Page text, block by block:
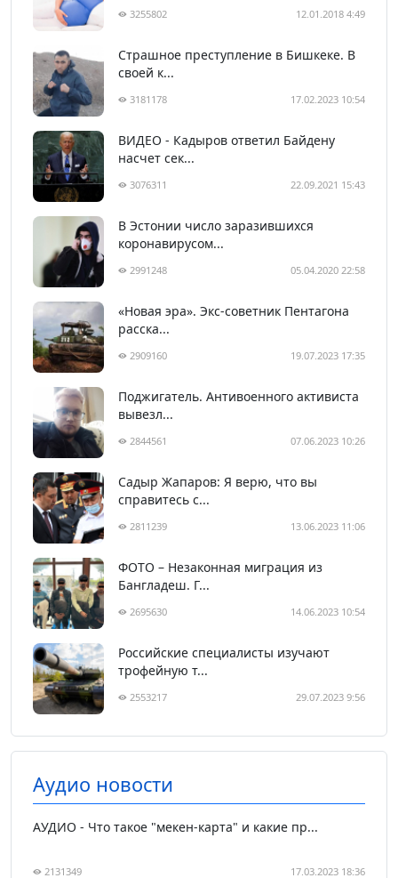
3255802 12.01.2018 4:49
Страшное преступление в Бишкеке. В
своей к...
3181178 17.02.2023 10:54
ВИДЕО - Кадыров ответил Байдену
насчет сек...
3076311 22.09.2021 15:43
В Эстонии число заразившихся
коронавирусом...
2991248 05.04.2020 22:58
«Новая эра». Экс-советник Пентагона
расска...
2909160 19.07.2023 17:35
Поджигатель. Антивоенного активиста
вывезл...
2844561 07.06.2023 10:26
Садыр Жапаров: Я верю, что вы
справитесь с...
2811239 13.06.2023 11:06
ФОТО – Незаконная миграция из
Бангладеш. Г...
2695630 14.06.2023 10:54
Российские специалисты изучают
трофейную т...
2553217 29.07.2023 9:56
Аудио новости
АУДИО - Что такое "мекен-карта" и какие пр...
2131349 17.03.2023 18:36